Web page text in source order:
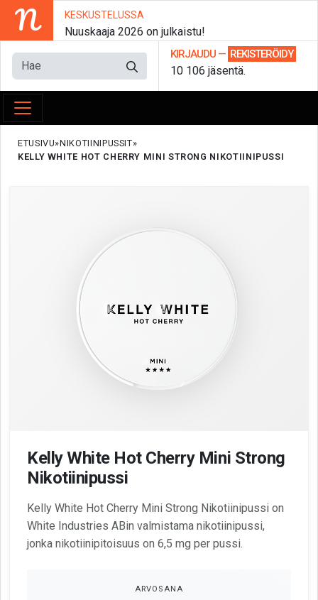
N KESKUSTELUSSA
Nuuskaaja 2026 on julkaistu!
KIRJAUDU — REKISTERÖIDY
10 106 jäsentä.
ETUSIVU NIKOTIINIPUSSIT
KELLY WHITE HOT CHERRY MINI STRONG NIKOTIINIPUSSI
Kelly White Hot Cherry Mini Strong
Nikotiinipussi
Kelly White Hot Cherry Mini Strong Nikotiinipussi on
White Industries ABin valmistama nikotiinipussi,
jonka nikotiinipitoisuus on 6,5 mg per pussi.
ARVOSANA